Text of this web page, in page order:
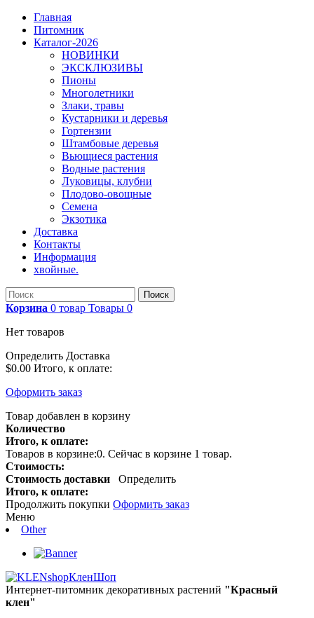
Главная
Питомник
Каталог-2026
НОВИНКИ
ЭКСКЛЮЗИВЫ
Пионы
Многолетники
Злаки, травы
Кустарники и деревья
Гортензии
Штамбовые деревья
Вьющиеся растения
Водные растения
Луковицы, клубни
Плодово-овощные
Семена
Экзотика
Доставка
Контакты
Информация
хвойные.
Поиск
Корзина 0 товар Товары 0
Нет товаров
Определить Доставка
$0.00 Итого, к оплате:
Оформить заказ
Товар добавлен в корзину
Количество
Итого, к оплате:
Товаров в корзине:0. Сейчас в корзине 1 товар.
Стоимость:
Стоимость доставки
Определить
Итого, к оплате:
Продолжить покупки Оформить заказ
Меню
Other
КленШоп
Интернет-питомник декоративных растений "Красный
клен"